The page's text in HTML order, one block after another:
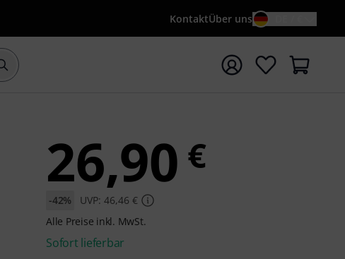
KontaktÜber uns
Suche mit Suchwort {searchTerm} starten
26,90 €
-42%
UVP: 46,46 €
Alle Preise inkl. MwSt.
Sofort lieferbar